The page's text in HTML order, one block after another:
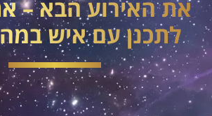
את האירוע הבא –
לתכנן עם איש